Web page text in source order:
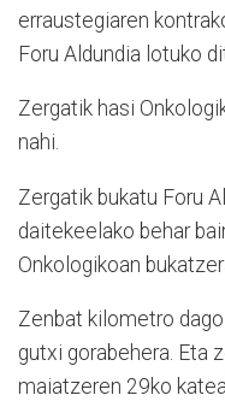
erraustegiaren
Foru Aldundia lotuko
Zergatik hasi
nahi.
Zergatik bukatu Foru
daitekeelako behar
Onkologikoan
Zenbat kilometro
gutxi gorabehera. Eta
maiatzeren 29ko